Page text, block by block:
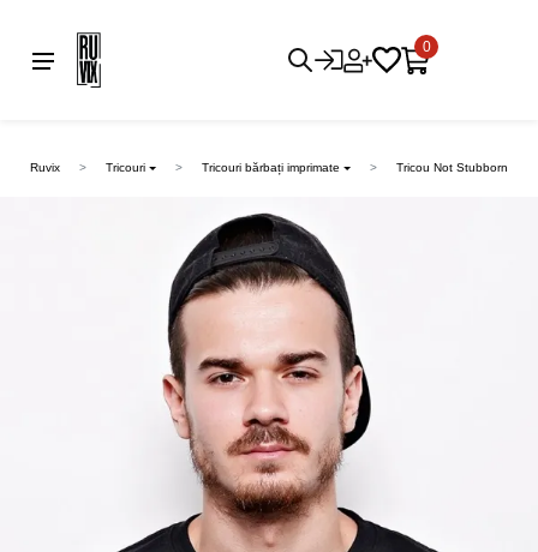
0
Ruvix Tricouri Tricouri bărbați imprimate Tricou Not Stubborn